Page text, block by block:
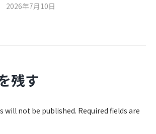
2026年7月10日
残す
will not be published. Required fields are